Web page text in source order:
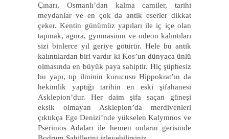
Çınarı, Osmanlı’dan kalma camiler, tarihi
meydanlar ve en çok da antik eserler dikkat
çeker. Kentin günümüz yapıları ile iç içe olan
tapınak, agora, gymnasium ve odeon kalıntıları
sizi binlerce yıl geriye götürür. Hele bu antik
kalıntılardan biri vardır ki Kos’un dünyaca ünlü
olmasında en büyük paya sahiptir. Hiç şüphesiz
bu yapı, tıp ilminin kurucusu Hippokrat’ın da
hekimlik yaptığı tarihin en eski şifahanesi
Asklepion’dur. Her daim şifa saçan güneşi
eksik olmayan Asklepion’da merdivenleri
çıktıkça Ege Denizi’nde yükselen Kalymnos ve
Pserimos Adaları ile hemen onların gerisinde